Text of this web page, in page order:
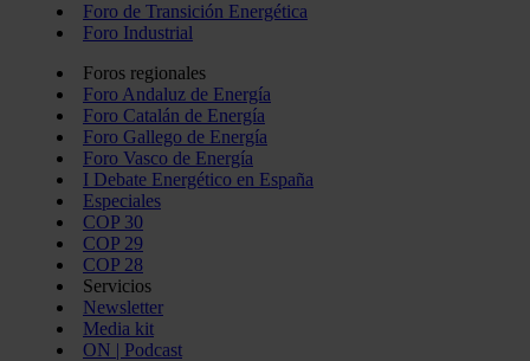
Foro de Transición Energética
Foro Industrial
Foros regionales
Foro Andaluz de Energía
Foro Catalán de Energía
Foro Gallego de Energía
Foro Vasco de Energía
I Debate Energético en España
Especiales
COP 30
COP 29
COP 28
Servicios
Newsletter
Media kit
ON | Podcast